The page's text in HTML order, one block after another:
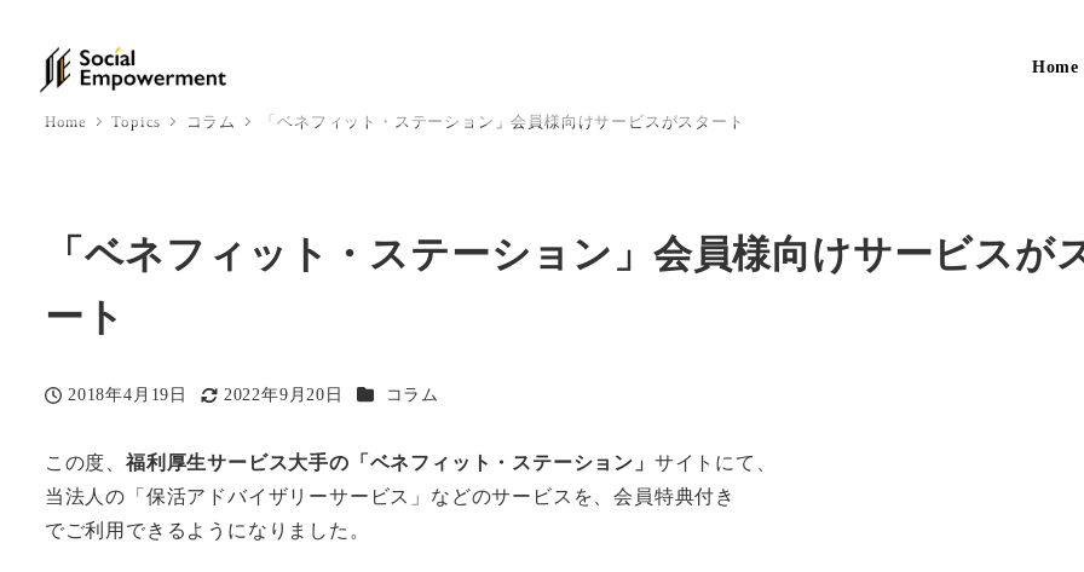
Home
Home Topics コラム 「ベネフィット・ステーション」会員様向けサービスがスタート
「ベネフィット・ステーション」会員様向けサービスが
ート
投稿日
2018年4月19日
更新日
2022年9月20日 カテゴリー
コラム
この度、 福利厚生サービス大手の「ベネフィット・ステーション」 サイトにて、
当法人の「保活アドバイザリーサービス」などのサービスを、会員特典付き
でご利用できるようになりました。